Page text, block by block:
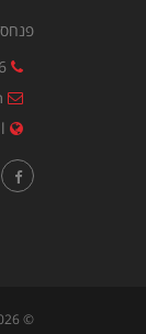
פנחס
©